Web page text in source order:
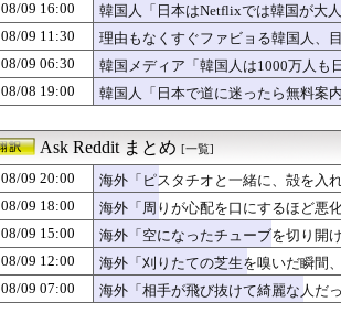
【朗報】韓国人「引退する審判の前で、選手が急
山本由伸の無失点力投＆大谷の決勝内野安打でド
韓国人「日本の甲子園で美人すぎる女子高校生マ
日本で8月8日に婚姻届けを出すカップルが急増！
体を折りたたんで乗り込む、地面すれすれのスポ
【海外の反応】桜島の猛烈な爆発的噴火に世界が
【海外の反応】桜島の猛烈な爆発的噴火に世界が
韓国人「オ・セフン当選でソウルは明るくなった
ロシアが子供たちにも軍事訓練か？（海外の反応）
海外の反応：村上宗隆がレフトポール直撃の2試合
海外「投手大谷が恋しい！」大谷翔平のブルペン
【海外の反応】村上宗隆が100マイル粉砕の26号
【海外の反応】大谷翔平のドジャースでの通算
韓国人「昨日Jリーグで韓国人選手絶対やってはい
08/09 16:00
韓国人「日本はNetflixでは韓国が大
08/09 11:30
理由もなくすぐファビョる韓国人、
08/09 06:30
韓国メディア「韓国人は1000万人も
いのを棚に上げて日本を分析
08/08 19:00 韓国人「日本で道に迷ったら無料案
Ask Reddit まとめ [一覧]
08/09 20:00
海外「ピスタチオと一緒に、殻を入
08/09 18:00
海外「周りが心配を口にするほど悪
08/09 15:00
海外「空になったチューブを切り開
08/09 12:00
海外「刈りたての芝生を嗅いだ瞬間
08/09 07:00
海外「相手が飛び抜けて綺麗な人だ